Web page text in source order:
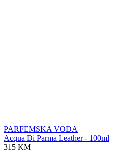
PARFEMSKA VODA
Acqua Di Parma Leather - 100ml
315 KM